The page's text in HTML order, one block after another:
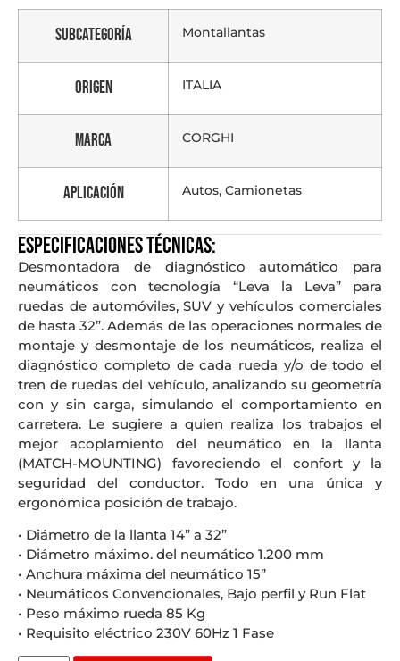
Subcategoría Montallantas
Origen ITALIA
Marca CORGHI
Aplicación Autos, Camionetas
Especificaciones técnicas:
Desmontadora de diagnóstico automático para
neumáticos con tecnología “Leva la Leva” para
ruedas de automóviles, SUV y vehículos comerciales
de hasta 32”. Además de las operaciones normales de
montaje y desmontaje de los neumáticos, realiza el
diagnóstico completo de cada rueda y/o de todo el
tren de ruedas del vehículo, analizando su geometría
con y sin carga, simulando el comportamiento en
carretera. Le sugiere a quien realiza los trabajos el
mejor acoplamiento del neumático en la llanta
(MATCH-MOUNTING) favoreciendo el confort y la
seguridad del conductor. Todo en una única y
ergonómica posición de trabajo.
• Diámetro de la llanta 14” a 32”
• Diámetro máximo. del neumático 1.200 mm
• Anchura máxima del neumático 15”
• Neumáticos Convencionales, Bajo perfil y Run Flat
• Peso máximo rueda 85 Kg
• Requisito eléctrico 230V 60Hz 1 Fase